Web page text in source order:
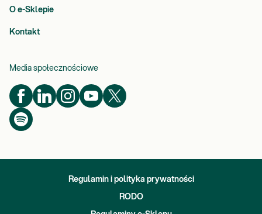
O e-Sklepie
Kontakt
Media społecznościowe
Regulamin i polityka prywatności
RODO